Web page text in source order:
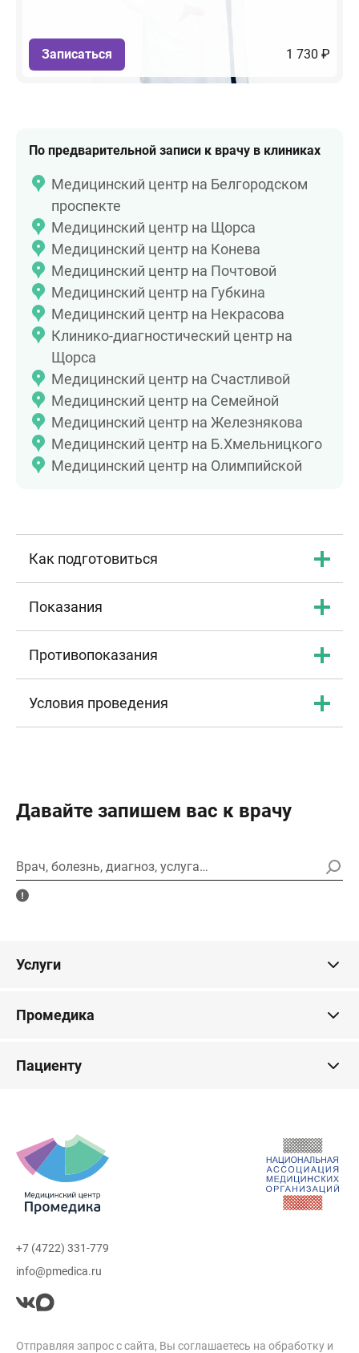
Записаться 1 730 ₽
По предварительной записи к врачу в клиниках
Медицинский центр на Белгородском
проспекте
Медицинский центр на Щорса
Медицинский центр на Конева
Медицинский центр на Почтовой
Медицинский центр на Губкина
Медицинский центр на Некрасова
Клинико-диагностический центр на
Щорса
Медицинский центр на Счастливой
Медицинский центр на Семейной
Медицинский центр на Железнякова
Медицинский центр на Б.Хмельницкого
Медицинский центр на Олимпийской
Как подготовиться
Показания
Противопоказания
Условия проведения
Давайте запишем вас к врачу
Врач, болезнь, диагноз, услуга…
Услуги
Промедика
Пациенту
+7 (4722) 331-779
info@pmedica.ru
Отправляя запрос с сайта, Вы соглашаетесь на обработку и